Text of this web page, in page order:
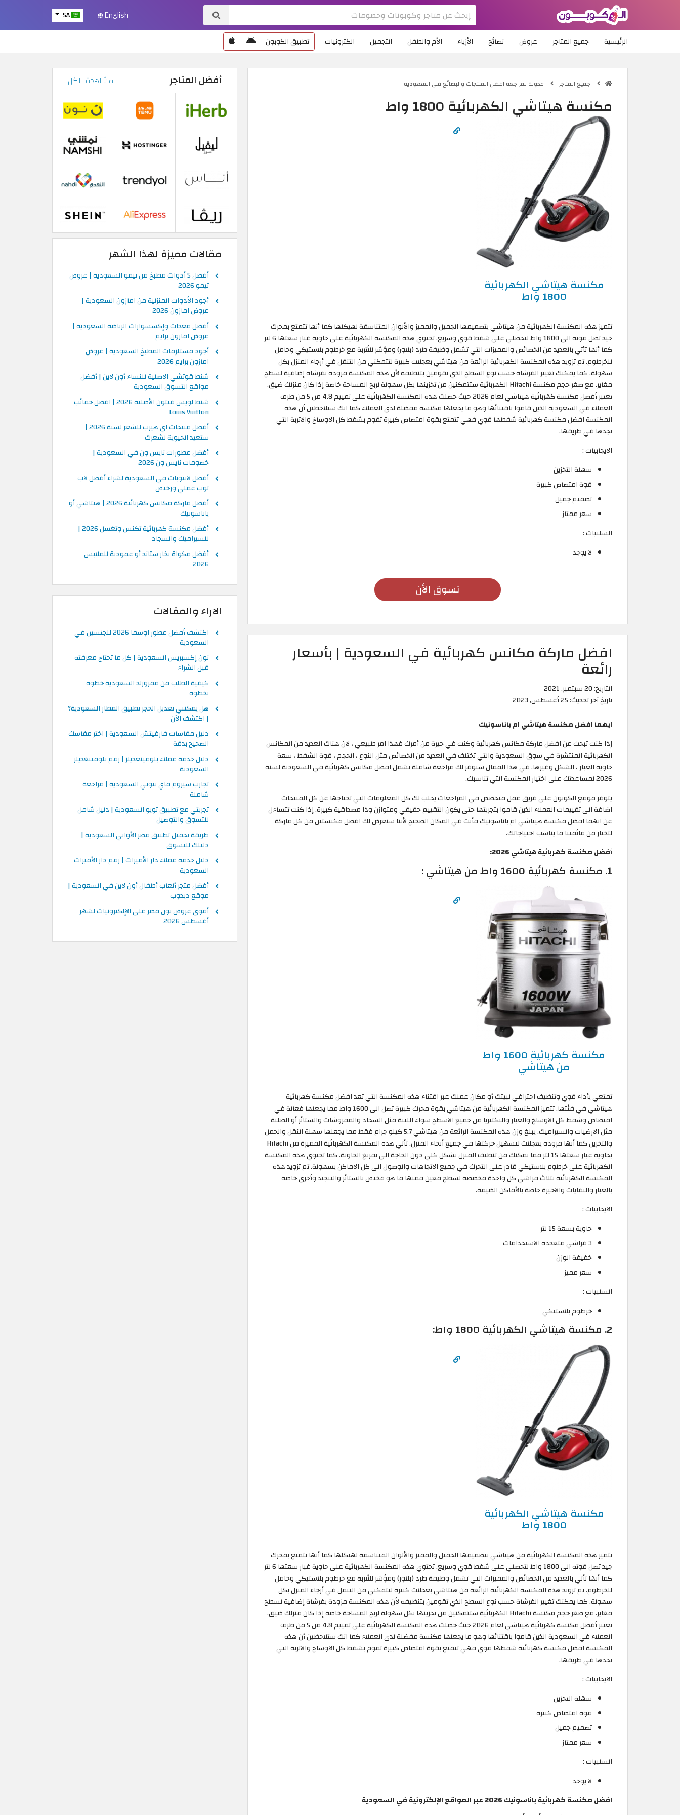
SA English
الرئيسية جميع المتاجر عروض نصائح الأزياء الأم والطفل التجميل الكترونيات تطبيق الكوبون
جميع المتاجر مدونة لمراجعة افضل المنتجات والبضائع في السعودية
مكنسة هيتاشي الكهربائية 1800 واط
مكنسة هيتاشي الكهربائية
1800 واط
تتميز هذه المكنسة الكهربائية من هيتاشي بتصميمها الجميل والمميز والألوان المتناسقة لهيكلها كما أنها تتمتع بمحرك
جيد تصل قوته الى 1800 واط لتحصلي على شفط قوي وسريع. تحتوي هذه المكنسة الكهربائية على حاوية غبار سعتها 6 لتر
كما أنها تأتي بالعديد من الخصائص والمميزات التي تشمل وظيفة طرد (بلاور) ومؤشر للأتربة مع خرطوم بلاستيكي وحامل
للخرطوم. تم تزويد هذه المكنسة الكهربائية الرائعة من هيتاشي بعجلات كبيرة لتتمكني من التنقل في أرجاء المنزل بكل
سهولة. كما يمكنك تغيير الفرشاة حسب نوع السطح الذي تقومين بتنظيفه لأن هذه المكنسة مزودة بفرشاة إضافية لسطح
مغاير. مع صغر حجم مكنسة Hitachi الكهربائية ستتمكنين من تخزينها بكل سهولة لربح المساحة خاصة إذا كان منزلك ضيق.
تعتبر أفضل مكنسة كهربائية هيتاشي لعام 2026 حيث حصلت هذه المكنسة الكهربائية على تقييم 4.8 من 5 من طرف
العملاء في السعودية الذين قاموا باقتنائها وهو ما يجعلها مكنسة مفضلة لدى العملاء كما انك ستلاحظين أن هذه
المكنسة افضل مكنسة كهربائية شفطها قوي فهي تتمتع بقوة امتصاص كبيرة تقوم بشفط كل الاوساخ والاتربة التي
تجدها في طريقها.
الايجابيات :
سهلة التخزين
قوة امتصاص كبيرة
تصميم جميل
سعر ممتاز
السلبيات :
لا يوجد
تسوق الأن
افضل ماركة مكانس كهربائية في السعودية | بأسعار
رائعة
التاريخ:20 سبتمبر, 2021
تاريخ آخر تحديث:25 أغسطس, 2023
ايهما افضل مكنسة هيتاشي ام باناسونيك
إذا كنت تبحث عن افضل ماركة مكانس كهربائية وكنت في حيرة من أمرك فهذا امر طبيعي ، لان هناك العديد من المكانس
الكهربائية المنتشرة في سوق السعودية والتي تختلف في العديد من الخصائص مثل النوع ، الحجم ، قوة الشفط ، سعة
حاوية الغبار ، الشكل وغيرها. في هذا المقال سنوفر لك مراجعة شاملة تشمل افضل مكانس كهربائية في السعودية لسنة
2026 لمساعدتك على اختيار المكنسة التي تناسبك.
يتوفر موقع الكوبون على فريق عمل متخصص في المراجعات يجلب لك كل المعلومات التي تحتاجها عن كل المنتجات
اضافة الى تقييمات العملاء الذين قاموا بتجربتها حتى يكون التقييم حقيقي ومتوازن وذا مصداقية كبيرة. إذا كنت تتساءل
عن ايهما افضل مكنسة هيتاشي ام باناسونيك فأنت في المكان الصحيح لأننا سنعرض لك افضل مكنستين من كل ماركة
لتختار من قائمتنا ما يناسب احتياجاتك.
أفضل مكنسة كهربائية هيتاشي 2026:
1. مكنسة كهربائية 1600 واط من هيتاشي :
مكنسة كهربائية 1600 واط
من هيتاشي
تمتعي بأداء قوي وتنظيف احترافي لبيتك أو مكان عملك عبر اقتناء هذه المكنسة التي تعد افضل مكنسة كهربائية
هيتاشي في فئتها. تتميز المكنسة الكهربائية من هيتاشي بقوة محرك كبيرة تصل الى 1600 واط مما يجعلها فعالة في
امتصاص وشفط كل الاوساخ والغبار والبكتيريا من جميع الاسطح سواء اللينة مثل السجاد والمفروشات والستائر أو الصلبة
مثل الارضيات والسيراميك. يبلغ وزن هذه المكنسة الرائعة من هيتاشي 5.7 كيلو جرام فقط مما يجعلها سهلة النقل والحمل
والتخزين كما أنها مزودة بعجلات لتسهيل حركتها في جميع أنحاء المنزل. تأتي هذه المكنسة الكهربائية المميزة من Hitachi
بحاوية غبار سعتها 15 لتر مما يمكنك من تنظيف المنزل بشكل كلي دون الحاجة الى تفريغ الحاوية. كما تحتوي هذه المكنسة
الكهربائية على خرطوم بلاستيكي قادر على التحرك في جميع الاتجاهات والوصول الى كل الاماكن بسهولة. تم تزويد هذه
المكنسة الكهربائية بثلاث فراشي كل واحدة مخصصة لسطح معين فمنها ما هو مختص بالستائر والتنجيد وأخرى خاصة
بالغبار والنفايات والاخيرة خاصة بالأماكن الضيقة.
الايجابيات :
حاوية بسعة 15 لتر
3 فراشي متعددة الاستخدامات
خفيفة الوزن
سعر مميز
السلبيات :
خرطوم بلاستيكي
2. مكنسة هيتاشي الكهربائية 1800 واط:
مكنسة هيتاشي الكهربائية
1800 واط
تتميز هذه المكنسة الكهربائية من هيتاشي بتصميمها الجميل والمميز والألوان المتناسقة لهيكلها كما أنها تتمتع بمحرك
جيد تصل قوته الى 1800 واط لتحصلي على شفط قوي وسريع. تحتوي هذه المكنسة الكهربائية على حاوية غبار سعتها 6 لتر
كما أنها تأتي بالعديد من الخصائص والمميزات التي تشمل وظيفة طرد (بلاور) ومؤشر للأتربة مع خرطوم بلاستيكي وحامل
للخرطوم. تم تزويد هذه المكنسة الكهربائية الرائعة من هيتاشي بعجلات كبيرة لتتمكني من التنقل في أرجاء المنزل بكل
سهولة. كما يمكنك تغيير الفرشاة حسب نوع السطح الذي تقومين بتنظيفه لأن هذه المكنسة مزودة بفرشاة إضافية لسطح
مغاير. مع صغر حجم مكنسة Hitachi الكهربائية ستتمكنين من تخزينها بكل سهولة لربح المساحة خاصة إذا كان منزلك ضيق.
تعتبر أفضل مكنسة كهربائية هيتاشي لعام 2026 حيث حصلت هذه المكنسة الكهربائية على تقييم 4.8 من 5 من طرف
العملاء في السعودية الذين قاموا باقتنائها وهو ما يجعلها مكنسة مفضلة لدى العملاء كما انك ستلاحظين أن هذه
المكنسة افضل مكنسة كهربائية شفطها قوي فهي تتمتع بقوة امتصاص كبيرة تقوم بشفط كل الاوساخ والاتربة التي
تجدها في طريقها.
الايجابيات :
سهلة التخزين
قوة امتصاص كبيرة
تصميم جميل
سعر ممتاز
السلبيات :
لا يوجد
افضل مكنسة كهربائية باناسونيك 2026 عبر المواقع الإلكترونية في السعودية
أفضل المتاجر مشاهدة الكل
مقالات مميزة لهذا الشهر
أفضل 5 أدوات مطبخ من تيمو السعودية | عروض
تيمو 2026
أجود الأدوات المنزلية من امازون السعودية |
عروض امازون 2026
أفضل معدات وإكسسوارات الرياضة السعودية |
عروض امازون برايم
أجود مستلزمات المطبخ السعودية | عروض
امازون برايم 2026
شنط قوتشي الاصلية للنساء أون لاين | أفضل
مواقع التسوق السعودية
شنط لويس فيتون الأصلية 2026 | افضل حقائب
Louis Vuitton
أفضل منتجات اي هيرب للشعر لسنة 2026 |
ستعيد الحيوية لشعرك
أفضل عطورات نايس ون في السعودية |
خصومات نايس ون 2026
أفضل لابتوبات في السعودية لشراء أفضل لاب
توب عملي ورخيص
أفضل ماركة مكانس كهربائية 2026 | هيتاشي أو
باناسونيك
أفضل مكنسة كهربائية تكنس وتغسل 2026 |
للسيراميك والسجاد
أفضل مكواة بخار ستاند أو عمودية للملابس
2026
الاراء والمقالات
اكتشف أفضل عطور اوسما 2026 للجنسين في
السعودية
نون إكسبريس السعودية | كل ما تحتاج معرفته
قبل الشراء
كيفية الطلب من ممزورلد السعودية خطوة
بخطوة
هل يمكنني تعديل الحجز تطبيق المطار السعودية؟
| اكتشف الآن
دليل مقاسات فارفيتش السعودية | اختر مقاسك
الصحيح بدقة
دليل خدمة عملاء بلومينغديلز | رقم بلومينغديلز
السعودية
تجارب سيروم ماي بيوتي السعودية | مراجعة
شاملة
تجربتي مع تطبيق تويو السعودية | دليل شامل
للتسوق والتوصيل
طريقة تحميل تطبيق قصر الأواني السعودية |
دليلك للتسوق
دليل خدمة عملاء دار الأميرات | رقم دار الأميرات
السعودية
أفضل متجر ألعاب أطفال أون لاين في السعودية |
موقع دبدوب
أقوى عروض نون مصر على الإلكترونيات لشهر
أغسطس 2026